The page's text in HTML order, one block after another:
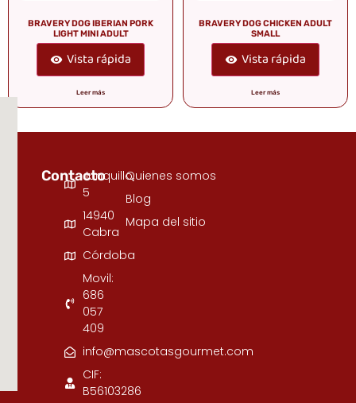
BRAVERY DOG IBERIAN PORK
LIGHT MINI ADULT
Vista rápida
Leer más
BRAVERY DOG CHICKEN ADULT
SMALL
Vista rápida
Leer más
ContactoJunquillo,
5
14940
Cabra
Córdoba
Movil:
686
057
409
info@mascotasgourmet.com
CIF:
B56103286
Quienes somos
Blog
Mapa del sitio